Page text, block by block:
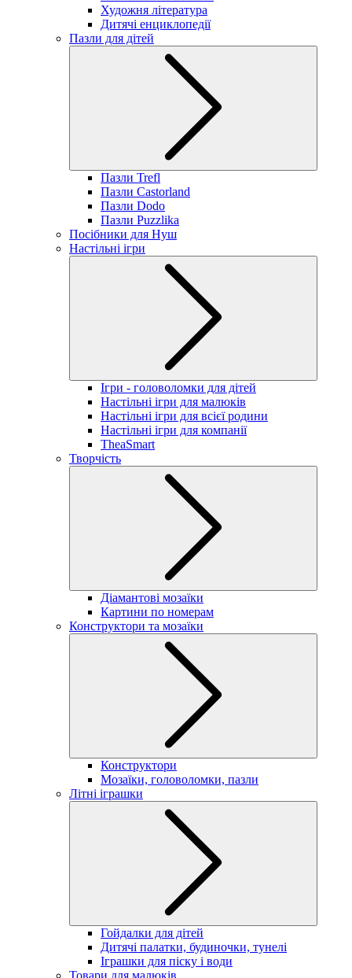
Художня література
Дитячі енциклопедії
Пазли для дітей
Пазли Trefl
Пазли Castorland
Пазли Dodo
Пазли Puzzlika
Посібники для Нуш
Настільні ігри
Ігри - головоломки для дітей
Настільні ігри для малюків
Настільні ігри для всієї родини
Настільні ігри для компанії
TheaSmart
Творчість
Діамантові мозаїки
Картини по номерам
Конструктори та мозаїки
Конструктори
Мозаїки, головоломки, пазли
Літні іграшки
Гойдалки для дітей
Дитячі палатки, будиночки, тунелі
Іграшки для піску і води
Товари для малюків